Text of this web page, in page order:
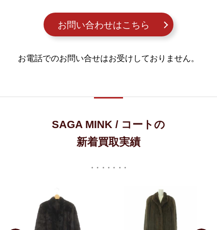
お問い合わせはこちら
お電話でのお問い合せはお受けしておりません。
SAGA MINK / コートの
新着買取実績